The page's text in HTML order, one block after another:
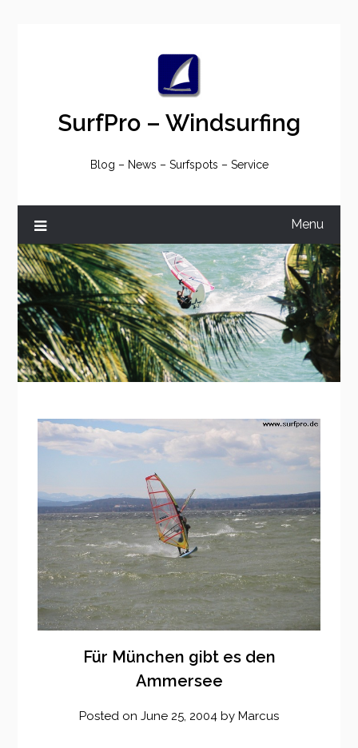
SurfPro – Windsurfing
Blog – News – Surfspots – Service
Menu
Für München gibt es den
Ammersee
Posted on June 25, 2004 by Marcus